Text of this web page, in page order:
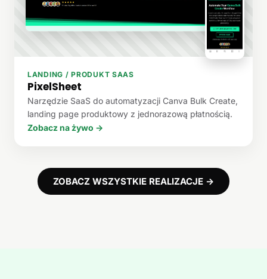
LANDING / PRODUKT SAAS
PixelSheet
Narzędzie SaaS do automatyzacji Canva Bulk Create,
landing page produktowy z jednorazową płatnością.
Zobacz na żywo →
ZOBACZ WSZYSTKIE REALIZACJE →